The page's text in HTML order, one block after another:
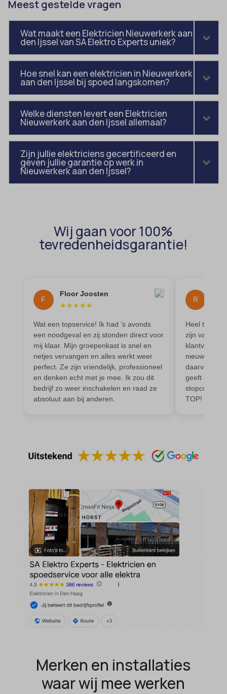
Meest gestelde vragen
Wat maakt een Elektricien Nieuwerkerk aan
den Ijssel van SA Elektro Experts uniek?
Hoe snel kan een elektricien in Nieuwerkerk
aan den Ijssel bij spoed langskomen?
Welke diensten levert een Elektricien
Nieuwerkerk aan den Ijssel allemaal?
Zijn jullie elektriciens gecertificeerd en
geven jullie garantie op werk in
Nieuwerkerk aan den Ijssel?
Wij gaan voor 100%
tevredenheidsgarantie!
F
Floor Joosten
★★★★★
Wat een topservice! Ik had ’s avonds
een noodgeval en zij stonden direct voor
mij klaar. Mijn groepenkast is snel en
netjes vervangen en alles werkt weer
perfect. Ze zijn vriendelijk, professioneel
en denken echt met je mee. Ik zou dit
bedrijf zo weer inschakelen en raad ze
absoluut aan bij anderen.
R
Heel
zijn vak, is
nieuwe
daarvan.
geeft goed
TOP!
Merken en installaties
waar wij mee werken
et-editor-available-post-*
et-pb-recent-items-font_family
gdpr_consent
googtrans
gt_auto_switch
intercom-id-*
OptanonConsent
wordpress_test_cookie
wp-settings-*
amp_*
av_lang
av_tunnel
blocksy_cookies_consent_accepted
borlabs-cookie
cc_cookie_accept
cli_cookie_consent
cookie_permission_granted
et-editing-post-*
et-saving-post-*
ext_name
ezTOC_hidetoc-0
i18next
marketing_cookies
MicrosoftApplicationsTelemetryFirstLaunchTime
OptanonAlertBoxClosed
popupShow
SameSite
sensorsdata2015jssdkcross
snconsent
ssm_au_c
twCookieConsent